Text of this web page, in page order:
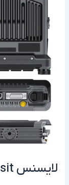
لایسنس IP Transit هایترا
Transit
هایترا